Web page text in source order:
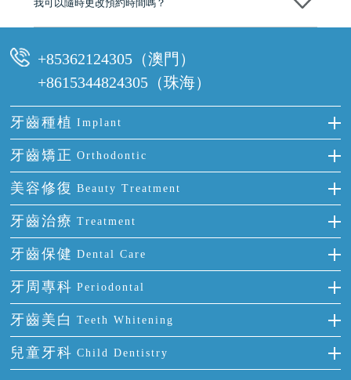
我可以隨時更改預約時間嗎？
+85362124305（澳門）
+8615344824305（珠海）
牙齒種植 Implant
種牙
單顆牙缺失
門牙缺失
多顆牙缺失
半口缺失
全口缺失
牙齒矯正 Orthodontic
隱形箍牙
前牙反頜
牙齒擁擠
牙齒前突
牙齒稀疏
美容修復 Beauty Treatment
全瓷牙
烤瓷牙
氟斑牙
四環素牙
活動假牙
牙貼面
牙齒治療 Treatment
補牙
智齒
根管治療
拔牙
牙痛
牙齒保健 Dental Care
正確刷牙
全國愛牙日
預防牙病
牙科通識
牙周專科 Periodontal
牙周炎
牙齦出血
牙齦炎
牙齒美白 Teeth Whitening
冷光美白
兒童牙科 Child Dentistry